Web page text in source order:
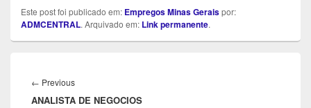
Este post foi publicado em: Empregos Minas Geraispor:
ADMCENTRAL. Arquivado em: Link permanente.
de
Post
← PreviousPrevious
post:
ANALISTA DE NEGOCIOS